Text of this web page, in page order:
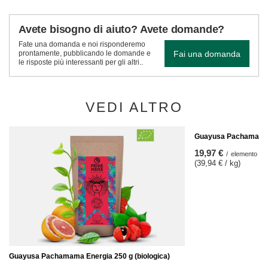
Avete bisogno di aiuto? Avete domande?
Fate una domanda e noi risponderemo
prontamente, pubblicando le domande e
le risposte più interessanti per gli altri..
Fai una domanda
VEDI ALTRO
Guayusa Pachamama Energia 250 g (biologica)
Guayusa
19,97 € / elemento
(39,94 € / kg)